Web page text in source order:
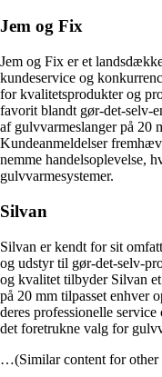
Jem og Fix
Jem og Fix er et
kundeservice og
for kvalitetsprodukter og
favorit blandt gør-det-selv-
af gulvvarmeslanger på 20
Kundeanmeldelser
nemme handelsoplevelse,
gulvvarmesystemer.
Silvan
Silvan er kendt for sit
og udstyr til gør-det-selv-
og kvalitet tilbyder Silvan
på 20 mm tilpasset enhver
deres professionelle
det foretrukne valg for
…(Similar content for other